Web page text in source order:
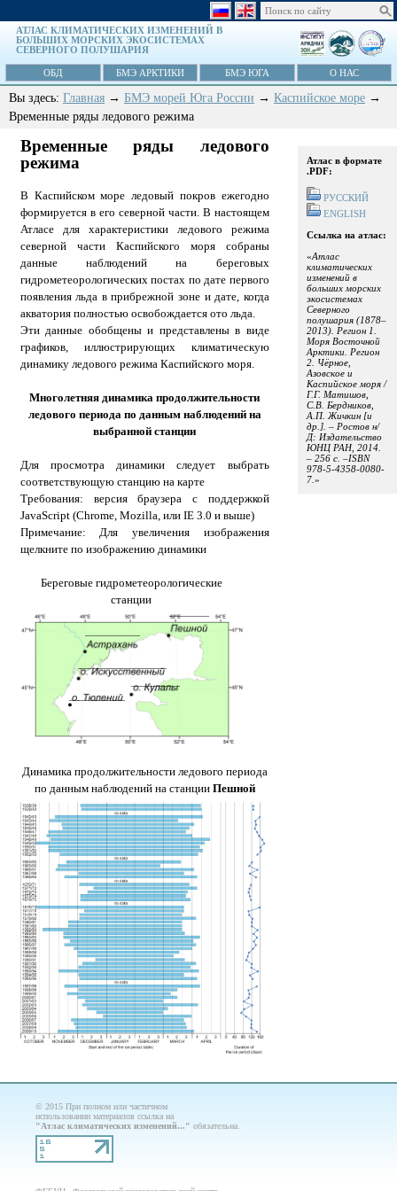
АТЛАС КЛИМАТИЧЕСКИХ ИЗМЕНЕНИЙ В
БОЛЬШИХ МОРСКИХ ЭКОСИСТЕМАХ
СЕВЕРНОГО ПОЛУШАРИЯ
ОБД БМЭ АРКТИКИ БМЭ ЮГА О НАС
Вы здесь: Главная → БМЭ морей Юга России → Каспийское море →
Временные ряды ледового режима
Атлас в формате
.PDF:
РУССКИЙ
ENGLISH
Ссылка на атлас:
Атлас
климатических
изменений в
больших морских
экосистемах
Северного
полушария (1878–
2013). Регион 1.
Моря Восточной
Арктики. Регион
2. Чёрное,
Азовское и
Каспийское моря /
Г.Г. Матишов,
С.В. Бердников,
А.П. Жичкин [и
др.]. – Ростов н/
Д: Издательство
ЮНЦ РАН, 2014.
– 256 с. –ISBN
978-5-4358-0080-
7.
Временные ряды ледового
режима
В Каспийском море ледовый покров ежегодно
формируется в его северной части. В настоящем
Атласе для характеристики ледового режима
северной части Каспийского моря собраны
данные наблюдений на береговых
гидрометеорологических постах по дате первого
появления льда в прибрежной зоне и дате, когда
акватория полностью освобождается ото льда.
Эти данные обобщены и представлены в виде
графиков, иллюстрирующих климатическую
динамику ледового режима Каспийского моря.
Многолетняя динамика продолжительности
ледового периода по данным наблюдений на
выбранной станции
Для просмотра динамики следует выбрать
соответствующую станцию на карте
Требования: версия браузера с поддержкой
JavaScript (Chrome, Mozilla, или IE 3.0 и выше)
Примечание: Для увеличения изображения
щелкните по изображению динамики
Береговые гидрометеорологические
станции
Динамика продолжительности ледового периода
по данным наблюдений на станции Пешной
© 2015 При полном или частичном
использовании материалов ссылка на
"Атлас климатических изменений..." обязательна.